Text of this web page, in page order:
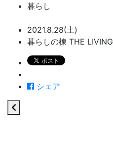
暮らし
2021.8.28(土)
暮らしの棟 THE LIVING
シェア